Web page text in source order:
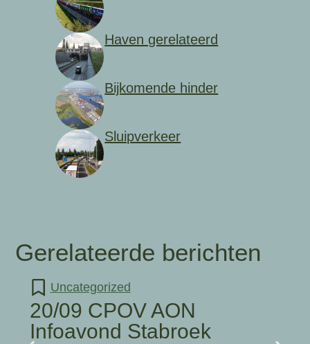
Haven gerelateerd
Bijkomende hinder
Sluipverkeer
Gerelateerde berichten
Uncategorized
20/09 CPOV AON
Infoavond Stabroek